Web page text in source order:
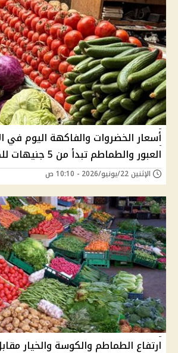
أسعار الخضروات والفاكهة اليوم
العبور والطماطم تبدأ من 5 جنيهات للكيلو
الإثنين 22/يونيو/2026 - 10:10 ص
ارتفاع الطماطم والكوسة والخيار